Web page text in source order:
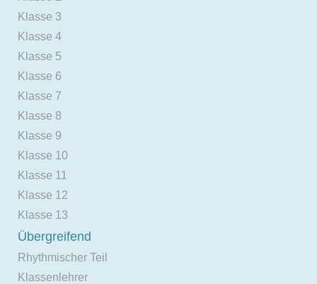
Klasse 3
Klasse 4
Klasse 5
Klasse 6
Klasse 7
Klasse 8
Klasse 9
Klasse 10
Klasse 11
Klasse 12
Klasse 13
Übergreifend
Rhythmischer Teil
Klassenlehrer